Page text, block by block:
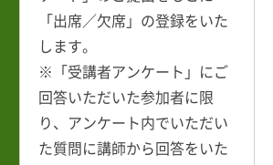
「出席／欠席」の登録をいた
します。
※「受講者アンケート」にご
回答いただいた参加者に限
り、アンケート内でいただい
た質問に講師から回答をいた